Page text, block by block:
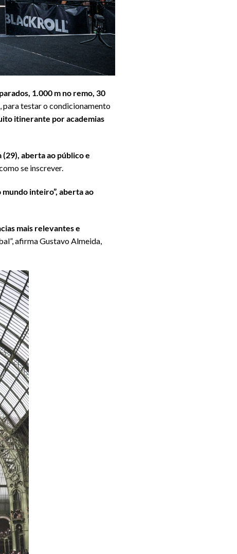
1.000 m no remo, 30
para testar o condicionamento
itinerante por academias
aberta ao público e
se inscrever.
inteiro”, aberta ao
mais relevantes e
afirma Gustavo Almeida,